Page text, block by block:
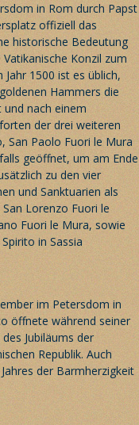
in Rom durch Papst
offiziell das
historische Bedeutung
Konzil zum
1500 ist es üblich,
Hammers die
nach einem
der drei weiteren
San Paolo Fuori le Mura
geöffnet, um am Ende
zu den vier
und Sanktuarien als
Lorenzo Fuori le
Fuori le Mura, sowie
in Sassia
im Petersdom in
öffnete während seiner
Jubiläums der
Republik. Auch
der Barmherzigkeit